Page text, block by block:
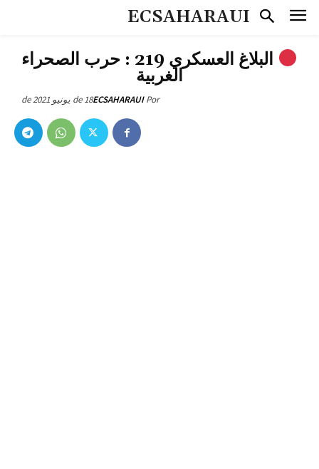
ECSAHARAUI
البلاغ العسكري 219 : حرب الصحراء
الغربية
Por
ECSAHARAUI18 de يونيو de 2021